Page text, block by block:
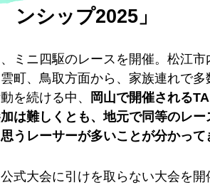
ンシップ2025」
ミニ四駆のレースを開催。松江市
町、鳥取方面から、家族連れで多
を続ける中、
岡山で開催される
は難しくとも、地元で同等のレー
うレーサーが多いことが分かって
式大会に引けを取らない大会を開